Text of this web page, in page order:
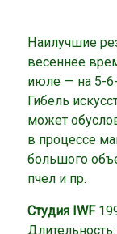
Наилучшие
весеннее
июле — на 5-
Гибель
может
в процессе
большого
пчел и пр.
Cтудия IWF